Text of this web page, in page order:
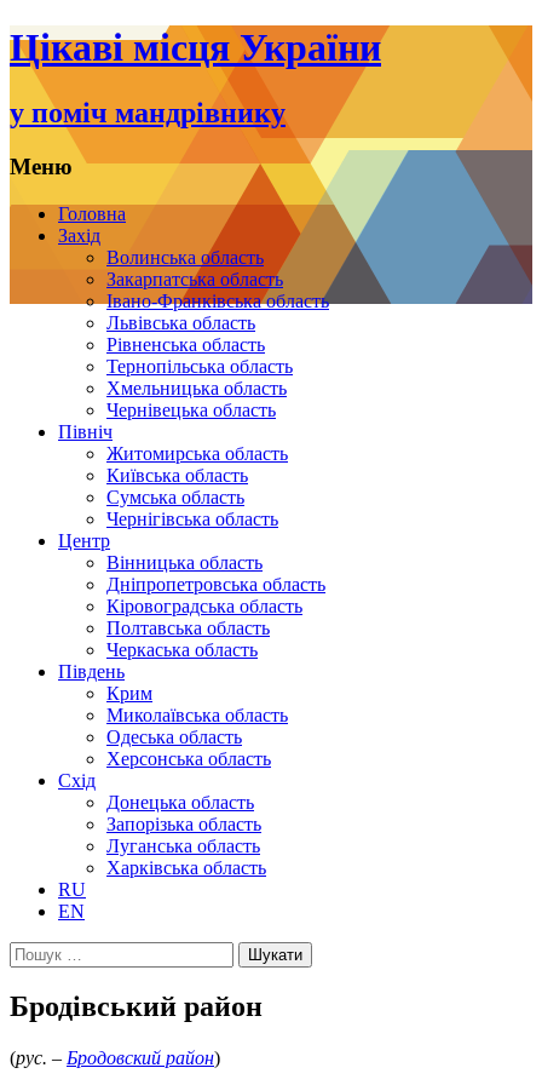
Цікаві місця України
у поміч мандрівнику
Меню
Переміститись
Головна
Захід
Волинська область
Закарпатська область
Івано-Франківська область
Львівська область
Рівненська область
Тернопільська область
Хмельницька область
Чернівецька область
Північ
Житомирська область
Київська область
Сумська область
Чернігівська область
Центр
Вінницька область
Дніпропетровська область
Кіровоградська область
Полтавська область
Черкаська область
Південь
Крим
Миколаївська область
Одеська область
Херсонська область
Схід
Донецька область
Запорізька область
Луганська область
Харківська область
RU
EN
Пошук:
Бродівський район
(рус. – Бродовский район)